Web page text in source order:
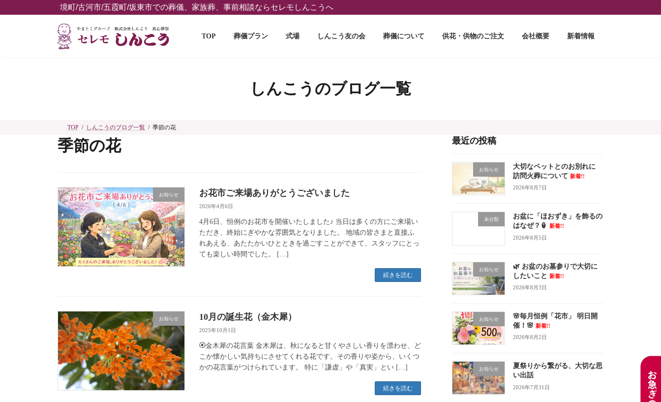
ン
ビ
境町/古河市/五霞町/坂東市での葬儀、家族葬、事前相談ならセレモしんこうへ
TOP 葬儀プラン 式場 しんこう友の会 葬儀について 供花・供物のご注文 会社概要 新着情報
しんこうのブログ一覧
TOP しんこうのブログ一覧 季節の花
季節の花
お知らせ お花市ご来場ありがとうございました
2026年4月6日
4月6日、恒例のお花市を開催いたしました♪ 当日は多くの方にご来場い
ただき、終始にぎやかな雰囲気となりました。 地域の皆さまと直接ふ
れあえる、あたたかいひとときを過ごすことができて、スタッフにとっ
ても楽しい時間でした。 […]
続きを読む
お知らせ 10月の誕生花（金木犀）
2025年10月1日
🏵️金木犀の花言葉 金木犀は、秋になると甘くやさしい香りを漂わせ、ど
こか懐かしい気持ちにさせてくれる花です。その香りや姿から、いくつ
かの花言葉がつけられています。 特に「謙虚」や「真実」とい […]
続きを読む
最近の投稿
お知らせ
大切なペットとのお別れに
訪問火葬について 新着!!
2026年8月7日
未分類
お盆に「ほおずき」を飾るの
はなぜ？🏮
新着!!
2026年8月5日
お知らせ
🌿 お盆のお墓参りで大切に
したいこと 新着!!
2026年8月3日
お知らせ
🌸毎月恒例「花市」 明日開
催！🌸 新着!!
2026年8月2日
お知らせ
夏祭りから繋がる、大切な思
い出話
2026年7月31日